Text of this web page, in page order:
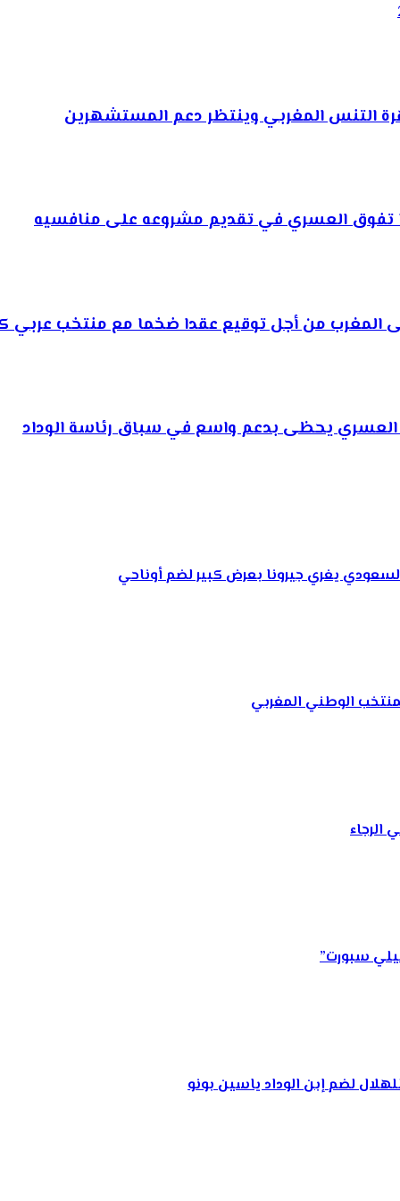
التنس المغربي وينتظر دعم المستشهرين
تفوق العسري في تقديم مشروعه على منافسيه
المغرب من أجل توقيع عقدا ضخما مع منتخب عربي
العسري يحظى بدعم واسع في سباق رئاسة الوداد
يغري جيرونا بعرض كبير لضم أوناحي
الوطني المغربي